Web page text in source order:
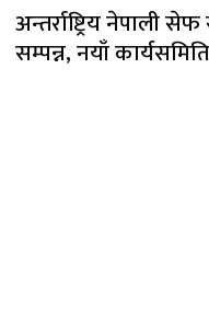
अन्तर्राष्ट्रिय नेपाली
सम्पन्न, नयाँ